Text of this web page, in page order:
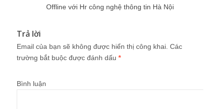
Offline với Hr công nghệ thông tin Hà Nội
Trả lời
Email của bạn sẽ không được hiển thị công khai. Các
trường bắt buộc được đánh dấu *
Bình luận